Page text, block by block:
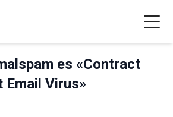
es «Contract
Email Virus»